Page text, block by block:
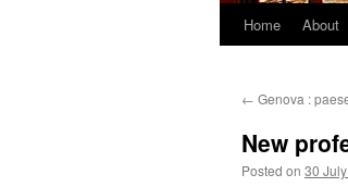
Skip
content
Home About
← Genova :
New
Posted on 30